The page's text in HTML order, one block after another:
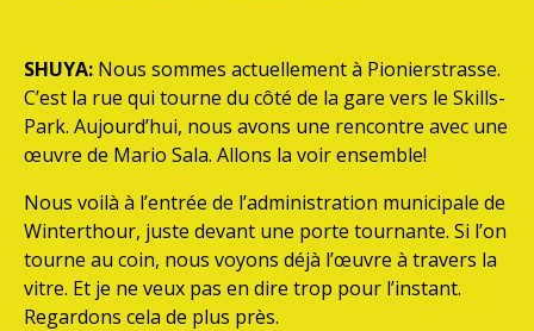
SHUYA: Nous sommes actuellement à Pionierstrasse.
C’est la rue qui tourne du côté de la gare vers le Skills-
Park. Aujourd’hui, nous avons une rencontre avec une
œuvre de Mario Sala. Allons la voir ensemble!
Nous voilà à l’entrée de l’administration municipale de
Winterthour, juste devant une porte tournante. Si l’on
tourne au coin, nous voyons déjà l’œuvre à travers la
vitre. Et je ne veux pas en dire trop pour l’instant.
Regardons cela de plus près.